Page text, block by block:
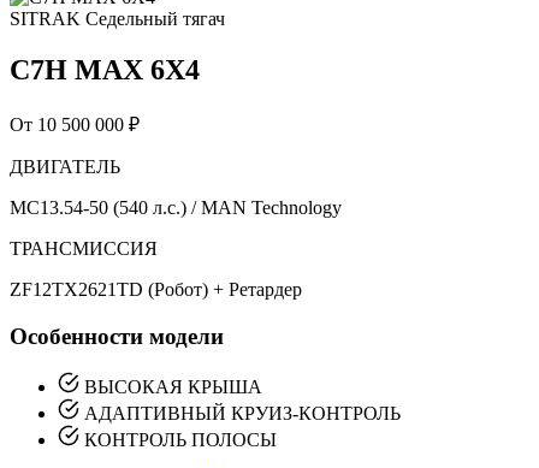
SITRAK Седельный тягач
C7H MAX 6X4
От 10 500 000 ₽
ДВИГАТЕЛЬ
MC13.54-50 (540 л.с.) / MAN Technology
ТРАНСМИССИЯ
ZF12TX2621TD (Робот) + Ретардер
Особенности модели
ВЫСОКАЯ КРЫША
АДАПТИВНЫЙ КРУИЗ-КОНТРОЛЬ
КОНТРОЛЬ ПОЛОСЫ